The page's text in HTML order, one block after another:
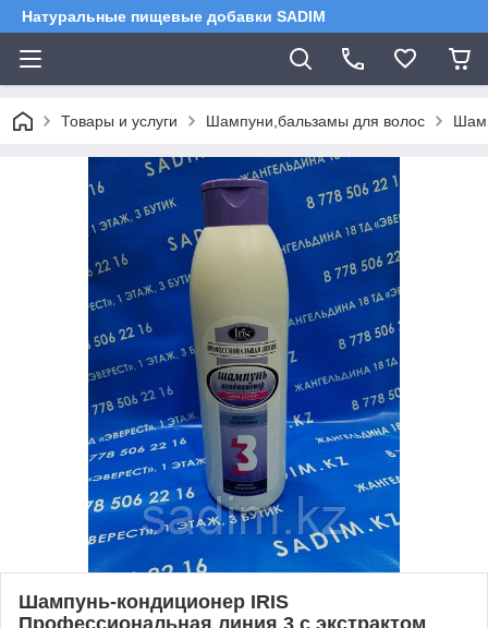
Натуральные пищевые добавки SADIM
Товары и услуги Шампуни,бальзамы для волос
Шампунь-кондиционер IRIS
Профессиональная линия 3 с экстрактом